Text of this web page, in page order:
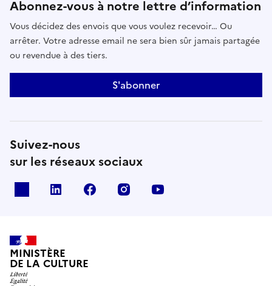
Abonnez-vous à notre lettre d’information
Vous décidez des envois que vous voulez recevoir… Ou
arrêter. Votre adresse email ne sera bien sûr jamais partagée
ou revendue à des tiers.
S'abonner
Suivez-nous
sur les réseaux sociaux
linkedin facebook instagram
MINISTÈRE
DE LA CULTURE